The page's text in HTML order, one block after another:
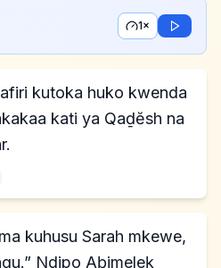
1×
kutoka huko kwenda
kati ya Qaḏĕsh na
kuhusu Sarah mkewe,
Ndipo Aḇimeleḵ